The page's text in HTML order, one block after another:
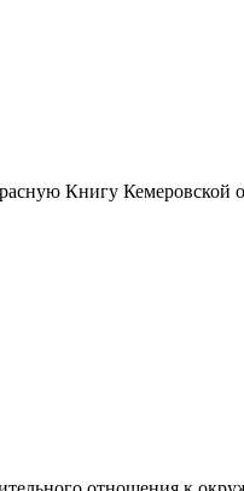
Книгу Кемеровской